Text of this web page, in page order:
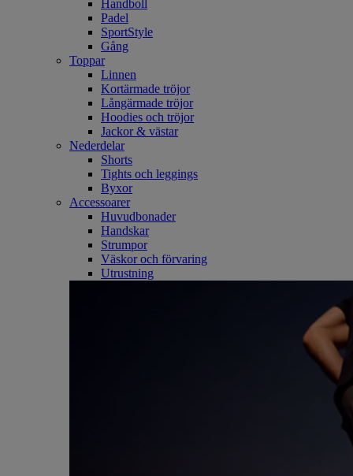
Handboll
Padel
SportStyle
Gång
Toppar
Linnen
Kortärmade tröjor
Långärmade tröjor
Hoodies och tröjor
Jackor & västar
Nederdelar
Shorts
Tights och leggings
Byxor
Accessoarer
Huvudbonader
Handskar
Strumpor
Väskor och förvaring
Utrustning